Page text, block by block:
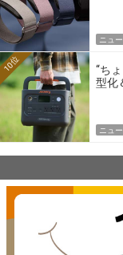
ニュ
“ち
型化
10位
ニュ